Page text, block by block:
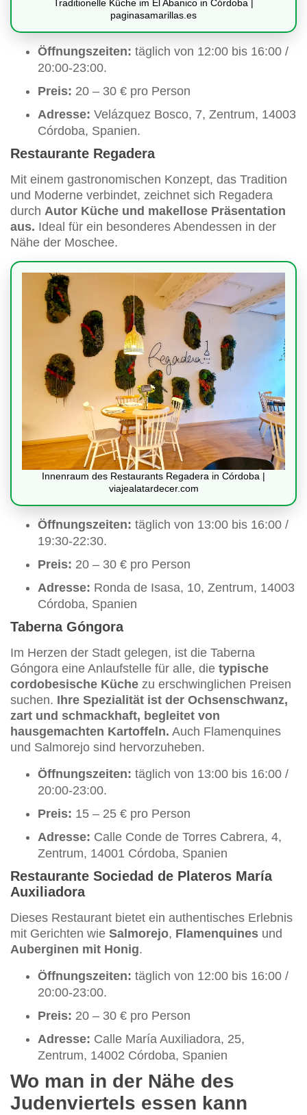
Traditionelle Küche im El Abanico in Córdoba |
paginasamarillas.es
Öffnungszeiten: täglich von 12:00 bis 16:00 /
20:00-23:00.
Preis: 20 – 30 € pro Person
Adresse: Velázquez Bosco, 7, Zentrum, 14003
Córdoba, Spanien.
Restaurante Regadera
Mit einem gastronomischen Konzept, das Tradition
und Moderne verbindet, zeichnet sich Regadera
durch Autor Küche und makellose Präsentation
aus. Ideal für ein besonderes Abendessen in der
Nähe der Moschee.
Innenraum des Restaurants Regadera in Córdoba |
viajealatardecer.com
Öffnungszeiten: täglich von 13:00 bis 16:00 /
19:30-22:30.
Preis: 20 – 30 € pro Person
Adresse: Ronda de Isasa, 10, Zentrum, 14003
Córdoba, Spanien
Taberna Góngora
Im Herzen der Stadt gelegen, ist die Taberna
Góngora eine Anlaufstelle für alle, die typische
cordobesische Küche zu erschwinglichen Preisen
suchen. Ihre Spezialität ist der Ochsenschwanz,
zart und schmackhaft, begleitet von
hausgemachten Kartoffeln. Auch Flamenquines
und Salmorejo sind hervorzuheben.
Öffnungszeiten: täglich von 13:00 bis 16:00 /
20:00-23:00.
Preis: 15 – 25 € pro Person
Adresse: Calle Conde de Torres Cabrera, 4,
Zentrum, 14001 Córdoba, Spanien
Restaurante Sociedad de Plateros María
Auxiliadora
Dieses Restaurant bietet ein authentisches Erlebnis
mit Gerichten wie Salmorejo, Flamenquines und
Auberginen mit Honig.
Öffnungszeiten: täglich von 12:00 bis 16:00 /
20:00-23:00.
Preis: 20 – 30 € pro Person
Adresse: Calle María Auxiliadora, 25,
Zentrum, 14002 Córdoba, Spanien
Wo man in der Nähe des
Judenviertels essen kann